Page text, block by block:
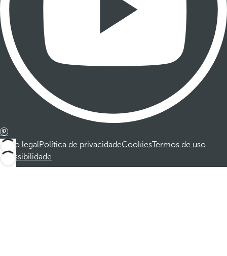
Aviso legalPolítica de privacidadeCookiesTermos de uso
Acessibilidade